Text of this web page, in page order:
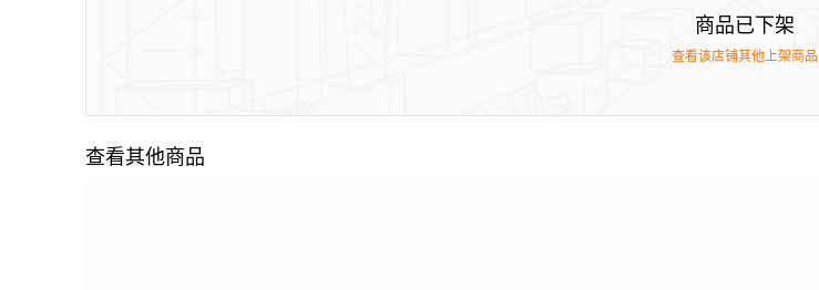
商品已下架
查看该店铺其他上架商品
查看其他商品